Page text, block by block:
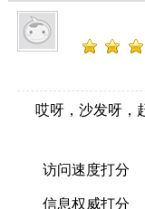
哎呀，沙发呀，
访问速度打分
信息权威打分